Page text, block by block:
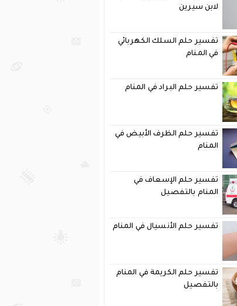
لابن سيرين
تفسير حلم السلك الكهربائي
في المنام
تفسير حلم البراد في المنام
تفسير حلم الظرف الأبيض في
المنام
تفسير حلم الإسعاف في
المنام بالتفصيل
تفسير حلم الأنسيال في المنام
تفسير حلم الكريمة في المنام
بالتفصيل